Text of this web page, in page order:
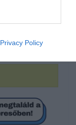
Privacy Policy